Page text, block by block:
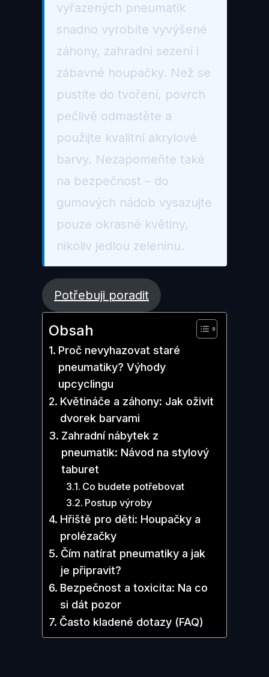
vyřazených pneumatik
snadno vyrobíte vyvýšené
záhony, zahradní sezení i
zábavné houpačky. Než se
pustíte do tvoření, povrch
pečlivě odmastěte a
použijte kvalitní akrylové
barvy. Nezapomeňte také
na bezpečnost – do
gumových nádob vysazujte
pouze okrasné květiny,
nikoliv jedlou zeleninu.
Potřebuji poradit
Obsah
Proč nevyhazovat staré
pneumatiky? Výhody
upcyclingu
Květináče a záhony: Jak oživit
dvorek barvami
Zahradní nábytek z
pneumatik: Návod na stylový
taburet
Co budete potřebovat
Postup výroby
Hřiště pro děti: Houpačky a
prolézačky
Čím natírat pneumatiky a jak
je připravit?
Bezpečnost a toxicita: Na co
si dát pozor
Často kladené dotazy (FAQ)